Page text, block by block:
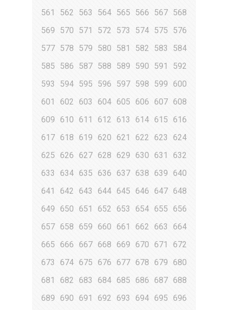
561
562 563 564 565 566 567 568
569
570 571 572 573 574 575
576
577 578 579 580 581 582 583
584
585
586 587 588 589 590 591
592
593
594 595 596 597 598 599
600
601
602 603 604 605 606 607 608
609
610 611 612 613 614 615
616
617 618 619 620 621 622 623
624
625
626 627 628 629 630 631
632
633
634 635 636 637 638 639 640
641
642 643 644 645 646 647 648
649
650 651 652 653 654 655 656
657 658 659 660 661 662 663
664
665
666 667 668 669 670 671
672
673
674 675 676 677 678 679
680
681
682 683 684 685 686 687 688
689
690 691 692 693 694 695
696